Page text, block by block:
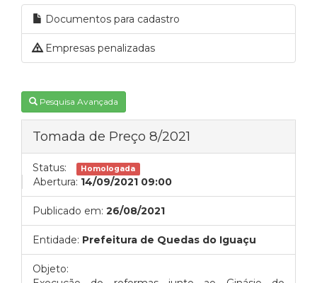
Documentos para cadastro
Empresas penalizadas
Pesquisa Avançada
Tomada de Preço 8/2021
Status: Homologada
Abertura: 14/09/2021 09:00
Publicado em: 26/08/2021
Entidade: Prefeitura de Quedas do Iguaçu
Objeto: